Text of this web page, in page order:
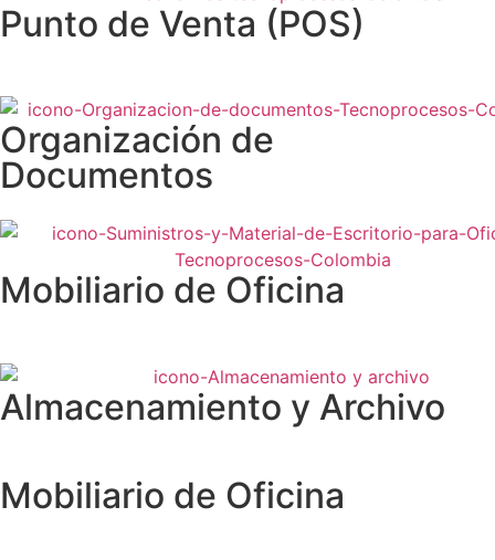
Punto de Venta (POS)
Organización de
Documentos
Mobiliario de Oficina
Almacenamiento y Archivo
Mobiliario de Oficina